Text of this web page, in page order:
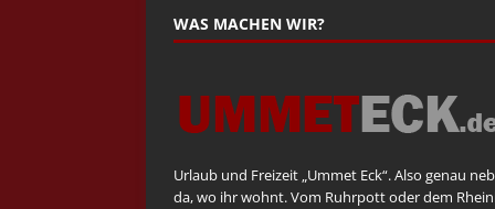
WAS MACHEN WIR?
Urlaub und Freizeit „Ummet Eck“. Also genau
da, wo ihr wohnt. Vom Ruhrpott oder dem